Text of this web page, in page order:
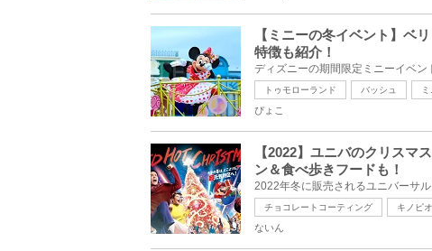
【ミニーの冬イベント】ベ
特徴も紹介！
トゥモローランド バッシュ
ぴょこ
【2022】ユニバのクリスマ
ン＆食べ歩きフードも！
チョコレートコーティング キノピオ
ないん